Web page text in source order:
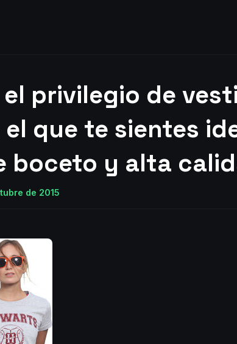
privilegio de
que te sientes
boceto y alta
de 2015